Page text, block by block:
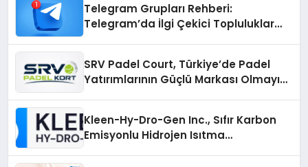
Telegram Grupları Rehberi:
Telegram’da İlgi Çekici Topluluklar
SRV Padel Court, Türkiye’de Padel
Yatırımlarının Güçlü Markası Olmayı
Kleen-Hy-Dro-Gen Inc., Sıfır Karbon
Emisyonlu Hidrojen Isıtma